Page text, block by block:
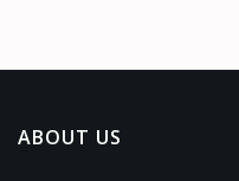
ABOUT US